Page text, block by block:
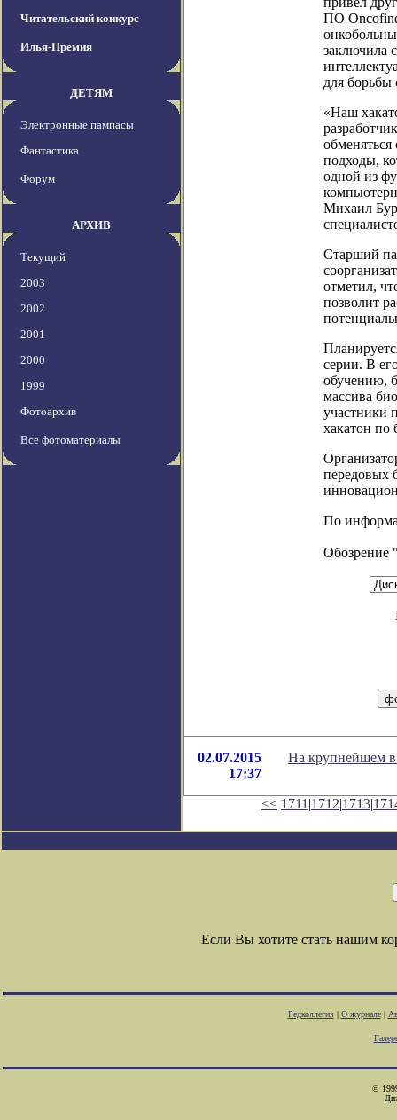
Читательский конкурс
Илья-Премия
ДЕТЯМ
Электронные пампасы
Фантастика
Форум
АРХИВ
Текущий
2003
2002
2001
2000
1999
Фотоархив
Все фотоматериалы
ПО
заключила
для борьбы
«Наш
подходы,
одной из
Михаил
Старший
отметил,
позволит
серии. В
обучению,
массива
участники
хакатон по
передовых
По
Обозрение
02.07.2015
17:37
На крупнейшем в
<< 1711 |1712|1713|
Если Вы хотите стать нашим
Редколлегия| О журнале|
©